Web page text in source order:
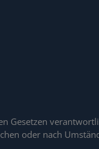
Gesetzen
oder nach